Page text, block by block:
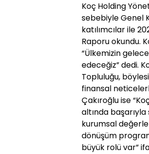
Koç Holding
sebebiyle Genel
katılımcılar ile
Raporu okundu.
“Ülkemizin
edeceğiz” dedi.
Topluluğu,
finansal
Çakıroğlu ise
altında başarıyla
kurumsal
dönüşüm
büyük rolü var”